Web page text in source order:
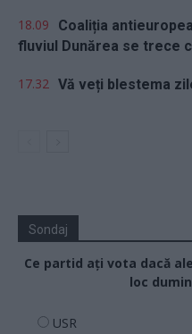
18.09
Coaliția
fluviul Dunărea se trece
17.32 Vă veți blestema
Sondaj
Ce partid ați vota dacă
loc
USR